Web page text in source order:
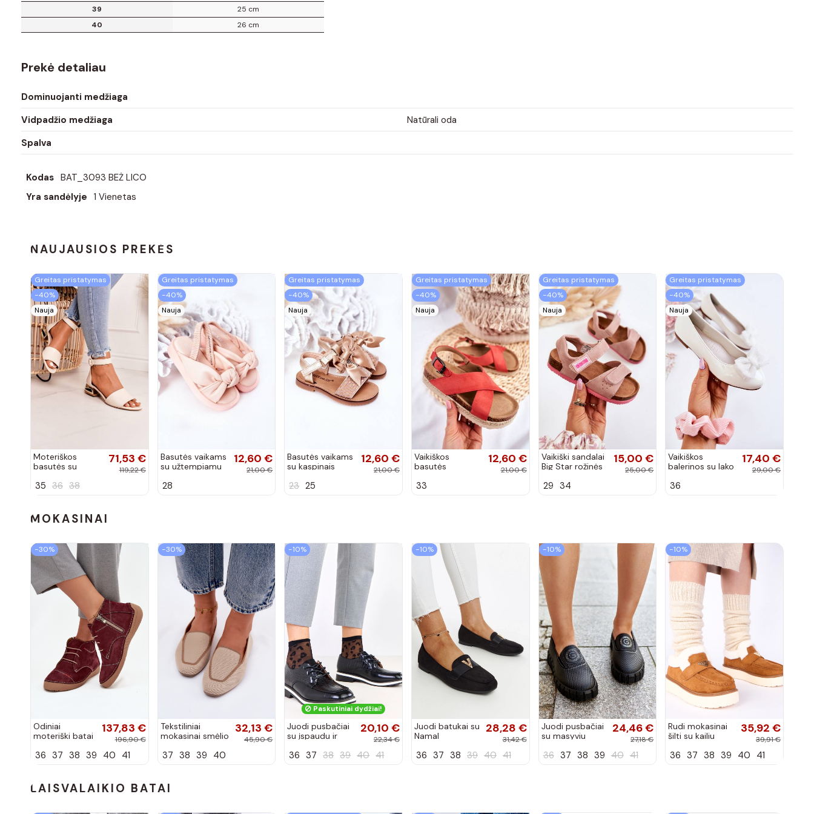
39
25 cm
40
26 cm
Prekė detaliau
Dominuojanti medžiaga
Vidpadžio medžiaga
Natūrali oda
Spalva
Kodas BAT_3093 BEŻ LICO
Yra sandėlyje 1 Vienetas
NAUJAUSIOS PREKĖS
Greitas pristatymas
−40%
Nauja
Moteriškos
basutės su
kulniukais Laura
71,53 €
119,22 €
35 36 38
Greitas pristatymas
−40%
Nauja
Basutės vaikams
su užtempiamu
spalvos
12,60 €
21,00 €
28
Greitas pristatymas
−40%
Nauja
Basutės vaikams
su kaspinais
12,60 €
21,00 €
23 25
Greitas pristatymas
−40%
Nauja
Vaikiškos
basutės
12,60 €
21,00 €
33
Greitas pristatymas
−40%
Nauja
Vaikiški sandalai
Big Star rožinės
15,00 €
25,00 €
29 34
Greitas pristatymas
−40%
Nauja
Vaikiškos
balerinos su lako
kaspinais baltos
17,40 €
29,00 €
36
MOKASINAI
−30%
Odiniai
moteriški batai
pilies tipo,
137,83 €
196,90 €
36 37 38 39 40 41
−30%
Tekstiliniai
mokasinai smėlio
32,13 €
45,90 €
37 38 39 40
−10%
Paskutiniai dydžiai!
Juodi pusbačiai
su įspaudu ir
priekiu Kerawa
20,10 €
22,34 €
36 37 38 39 40 41
−10%
Juodi batukai su
Namal
28,28 €
31,42 €
36 37 38 39 40 41
−10%
Juodi pusbačiai
su masyviu
24,46 €
27,18 €
36 37 38 39 40 41
−10%
Rudi mokasinai
šilti su kailiu
35,92 €
39,91 €
36 37 38 39 40 41
LAISVALAIKIO BATAI